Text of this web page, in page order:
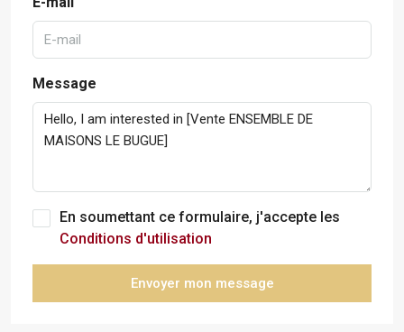
Message
En soumettant ce formulaire, j'accepte les
Conditions d'utilisation
Envoyer mon message